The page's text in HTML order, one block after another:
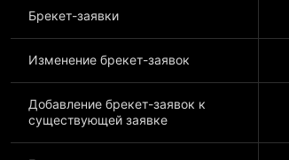
Брекет-заявки
Изменение брекет-заявок
Добавление брекет-заявок к
существующей заявке